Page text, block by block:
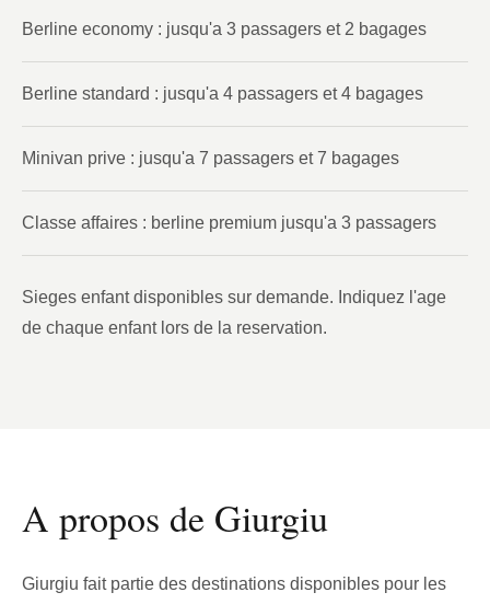
Berline economy : jusqu'a 3 passagers et 2 bagages
Berline standard : jusqu'a 4 passagers et 4 bagages
Minivan prive : jusqu'a 7 passagers et 7 bagages
Classe affaires : berline premium jusqu'a 3 passagers
Sieges enfant disponibles sur demande. Indiquez l'age
de chaque enfant lors de la reservation.
A propos de Giurgiu
Giurgiu fait partie des destinations disponibles pour les